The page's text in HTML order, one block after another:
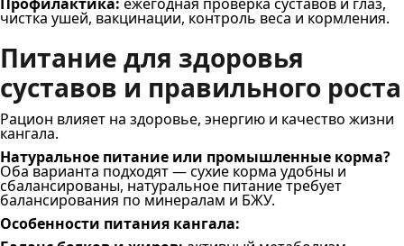
чистка ушей, вакцинации, контроль веса и кормления.
Питание для здоровья
суставов и правильного роста
Рацион влияет на здоровье, энергию и качество жизни
кангала.
Натуральное питание или промышленные корма?
Оба варианта подходят — сухие корма удобны и
сбалансированы, натуральное питание требует
балансирования по минералам и БЖУ.
Особенности питания кангала: